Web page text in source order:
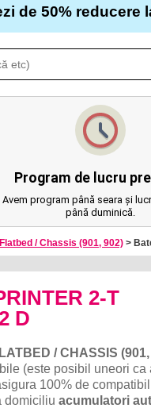
de 50% reducere
Program de lucru
Avem program până seara și
până duminică.
/ Chassis (901, 902) >
2-T
D
/ CHASSIS
(este posibil uneori ca
100% de
domiciliuacumulatori